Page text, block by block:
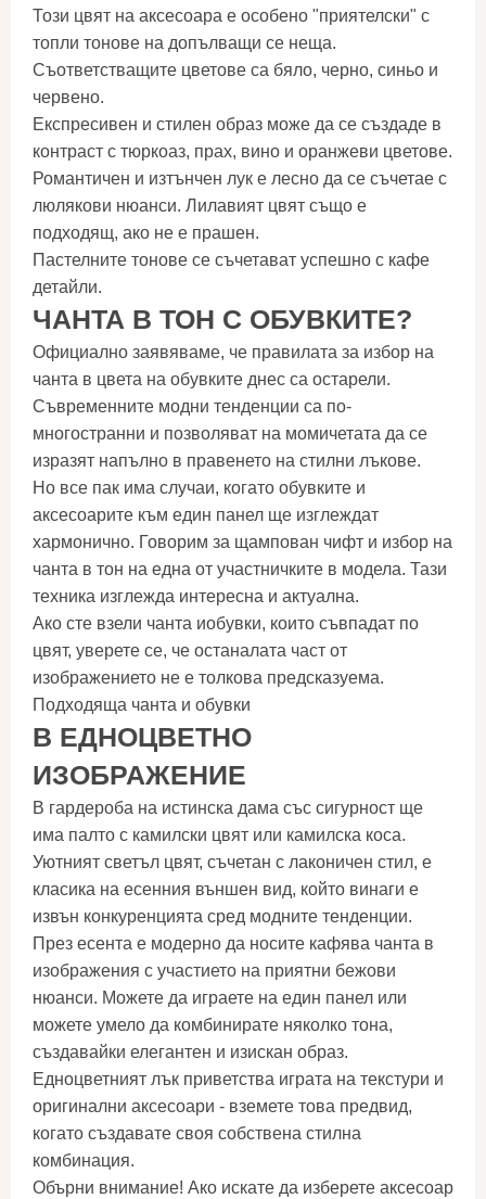
Този цвят на аксесоара е особено "приятелски" с
топли тонове на допълващи се неща.
Съответстващите цветове са бяло, черно, синьо и
червено.
Експресивен и стилен образ може да се създаде в
контраст с тюркоаз, прах, вино и оранжеви цветове.
Романтичен и изтънчен лук е лесно да се съчетае с
люлякови нюанси. Лилавият цвят също е
подходящ, ако не е прашен.
Пастелните тонове се съчетават успешно с кафе
детайли.
ЧАНТА В ТОН С ОБУВКИТЕ?
Официално заявяваме, че правилата за избор на
чанта в цвета на обувките днес са остарели.
Съвременните модни тенденции са по-
многостранни и позволяват на момичетата да се
изразят напълно в правенето на стилни лъкове.
Но все пак има случаи, когато обувките и
аксесоарите към един панел ще изглеждат
хармонично. Говорим за щампован чифт и избор на
чанта в тон на една от участничките в модела. Тази
техника изглежда интересна и актуална.
Ако сте взели чанта иобувки, които съвпадат по
цвят, уверете се, че останалата част от
изображението не е толкова предсказуема.
Подходяща чанта и обувки
В ЕДНОЦВЕТНО
ИЗОБРАЖЕНИЕ
В гардероба на истинска дама със сигурност ще
има палто с камилски цвят или камилска коса.
Уютният светъл цвят, съчетан с лаконичен стил, е
класика на есенния външен вид, който винаги е
извън конкуренцията сред модните тенденции.
През есента е модерно да носите кафява чанта в
изображения с участието на приятни бежови
нюанси. Можете да играете на един панел или
можете умело да комбинирате няколко тона,
създавайки елегантен и изискан образ.
Едноцветният лък приветства играта на текстури и
оригинални аксесоари - вземете това предвид,
когато създавате своя собствена стилна
комбинация.
Обърни внимание! Ако искате да изберете аксесоар